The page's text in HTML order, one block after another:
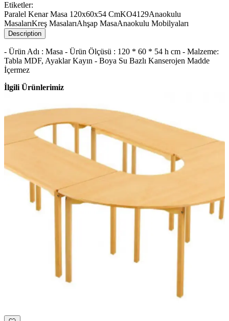
Etiketler:
Paralel Kenar Masa 120x60x54 CmKO4129Anaokulu
MasalarıKreş MasalarıAhşap MasaAnaokulu Mobilyaları
Description
- Ürün Adı : Masa - Ürün Ölçüsü : 120 * 60 * 54 h cm - Malzeme:
Tabla MDF, Ayaklar Kayın - Boya Su Bazlı Kanserojen Madde
İçermez
İlgili Ürünlerimiz